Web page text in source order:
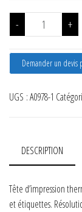
- quantité de
+
Demander un
UGS :A0978-1
DESCRIPTION
Tête d’impression
et étiquettes.